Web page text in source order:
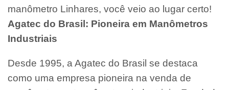
manômetro Linhares, você veio ao lugar certo!
Agatec do Brasil: Pioneira em Manômetros
Industriais
Desde 1995, a Agatec do Brasil se destaca
como uma empresa pioneira na venda de